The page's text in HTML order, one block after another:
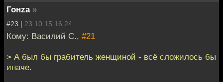
Гонzа »
#23 | 23.10.15 16:24
Кому: Василий С., #21
> А был бы грабитель женщиной - всё сложилось бы
иначе.